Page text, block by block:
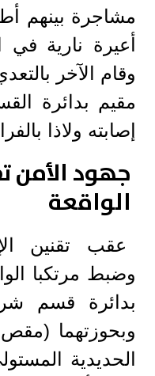
مشاجرة بينهم
أعيرة نارية في
وقام الآخر
مقيم بدائرة
إصابته ولاذا
جهود الأمن
الواقعة
عقب تقنين
وضبط مرتكبا
بدائرة قسم
وبحوزتهما
الحديدية